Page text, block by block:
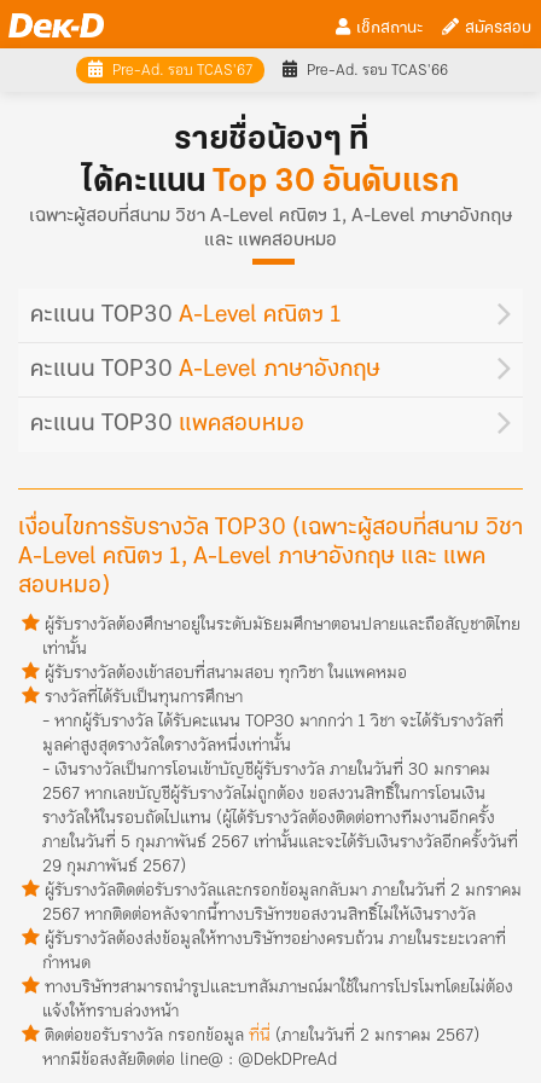
เช็กสถานะ สมัครสอบ
Pre-Ad. รอบ TCAS'67 Pre-Ad. รอบ TCAS'66
รายชื่อน้องๆ ที่
ได้คะแนน Top 30 อันดับแรก
เฉพาะผู้สอบที่สนาม วิชา A-Level คณิตฯ 1, A-Level ภาษาอังกฤษ
และ แพคสอบหมอ
คะแนน TOP30 A-Level คณิตฯ 1
คะแนน TOP30 A-Level ภาษาอังกฤษ
คะแนน TOP30 แพคสอบหมอ
เงื่อนไขการรับรางวัล TOP30 (เฉพาะผู้สอบที่สนาม วิชา
A-Level คณิตฯ 1, A-Level ภาษาอังกฤษ และ แพค
สอบหมอ)
ผู้รับรางวัลต้องศึกษาอยู่ในระดับมัธยมศึกษาตอนปลายและถือสัญชาติไทย
เท่านั้น
ผู้รับรางวัลต้องเข้าสอบที่สนามสอบ ทุกวิชา ในแพคหมอ
รางวัลที่ได้รับเป็นทุนการศึกษา
- หากผู้รับรางวัล ได้รับคะแนน TOP30 มากกว่า 1 วิชา จะได้รับรางวัลที่
มูลค่าสูงสุดรางวัลใดรางวัลหนึ่งเท่านั้น
- เงินรางวัลเป็นการโอนเข้าบัญชีผู้รับรางวัล ภายในวันที่ 30 มกราคม
2567 หากเลขบัญชีผู้รับรางวัลไม่ถูกต้อง ขอสงวนสิทธิ์ในการโอนเงิน
รางวัลให้ในรอบถัดไปแทน (ผู้ได้รับรางวัลต้องติดต่อทางทีมงานอีกครั้ง
ภายในวันที่ 5 กุมภาพันธ์ 2567 เท่านั้นและจะได้รับเงินรางวัลอีกครั้งวันที่
29 กุมภาพันธ์ 2567)
ผู้รับรางวัลติดต่อรับรางวัลและกรอกข้อมูลกลับมา ภายในวันที่ 2 มกราคม
2567 หากติดต่อหลังจากนี้ทางบริษัทฯขอสงวนสิทธิ์ไม่ให้เงินรางวัล
ผู้รับรางวัลต้องส่งข้อมูลให้ทางบริษัทฯอย่างครบถ้วน ภายในระยะเวลาที่
กำหนด
ทางบริษัทฯสามารถนำรูปและบทสัมภาษณ์มาใช้ในการโปรโมทโดยไม่ต้อง
แจ้งให้ทราบล่วงหน้า
ติดต่อขอรับรางวัล กรอกข้อมูลที่นี่ (ภายในวันที่ 2 มกราคม 2567)
หากมีข้อสงสัยติดต่อ line@ : @DekDPreAd